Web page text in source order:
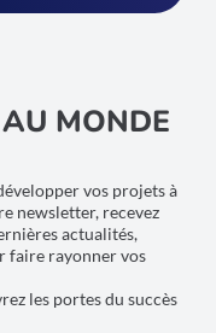
MONDE
vos projets à
newsletter, recevez
actualités,
faire rayonner vos
les portes du succès